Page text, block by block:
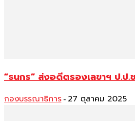
“ธนกร” ส่งอดีตรองเลขาฯ ป.ป
กองบรรณาธิการ - 27 ตุลาคม 2025